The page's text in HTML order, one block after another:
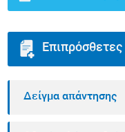
Δείγμα απάντησης